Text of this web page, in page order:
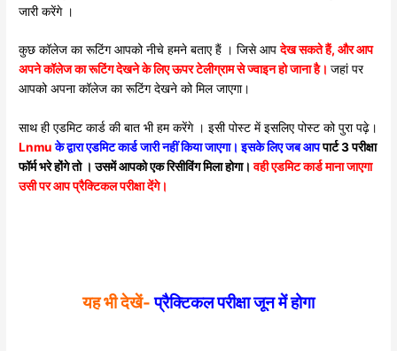
जारी करेंगे ।
कुछ कॉलेज का रूटिंग आपको नीचे हमने बताए हैं । जिसे आपदेख सकते हैं, और आप
अपने कॉलेज का रूटिंग देखने के लिए ऊपर टेलीग्राम से ज्वाइन हो जाना है।जहां पर
आपको अपना कॉलेज का रूटिंग देखने को मिल जाएगा।
साथ ही एडमिट कार्ड की बात भी हम करेंगे । इसी पोस्ट में इसलिए पोस्ट को पुरा पढ़े।
Lnmuके द्वारा एडमिट कार्ड जारी नहीं किया जाएगा। इसके लिए जब आपपार्ट 3 परीक्षा
फॉर्म भरे होंगे तो । उसमें आपको एक रिसीविंग मिला होगा।वही एडमिट कार्ड माना जाएगा
उसी पर आप प्रैक्टिकल परीक्षा देंगे।
यह भी देखें-प्रैक्टिकल परीक्षा जून में होगा